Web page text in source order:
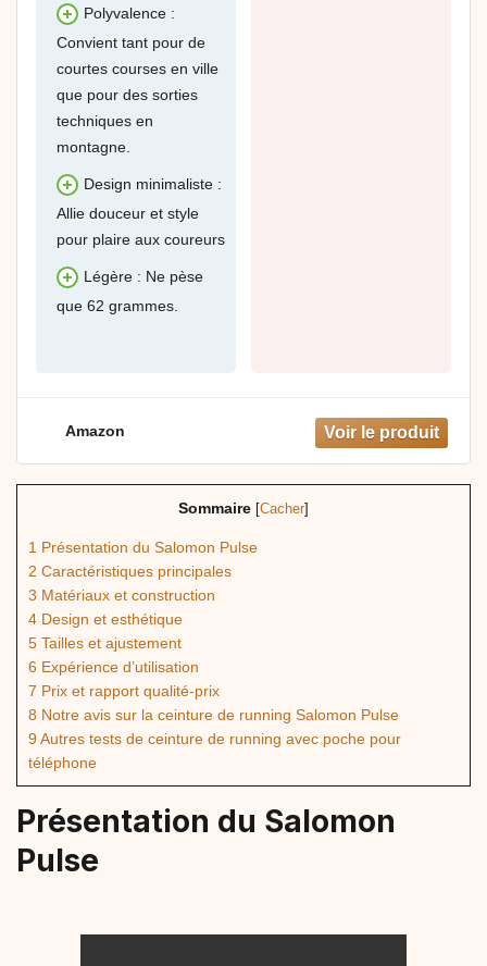
Polyvalence :
Convient tant pour de
courtes courses en ville
que pour des sorties
techniques en
montagne.
Design minimaliste :
Allie douceur et style
pour plaire aux coureurs
Légère : Ne pèse
que 62 grammes.
Amazon
Sommaire [Cacher]
1 Présentation du Salomon Pulse
2 Caractéristiques principales
3 Matériaux et construction
4 Design et esthétique
5 Tailles et ajustement
6 Expérience d’utilisation
7 Prix et rapport qualité-prix
8 Notre avis sur la ceinture de running Salomon Pulse
9 Autres tests de ceinture de running avec poche pour
téléphone
Présentation du Salomon
Pulse